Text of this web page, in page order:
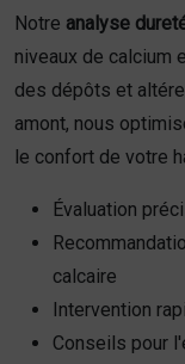
Notre analyse
niveaux de calcium
des dépôts et
amont, nous
le confort de votre
Évaluation
calcaire
Intervention
Conseils pour